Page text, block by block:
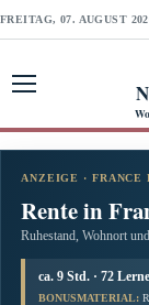
FREITAG, 07. AUGUST
ANZEIGE · FRANCE
Rente in
Ruhestand, Wohnort
ca. 9 Std. · 72
BONUSMATERIAL: